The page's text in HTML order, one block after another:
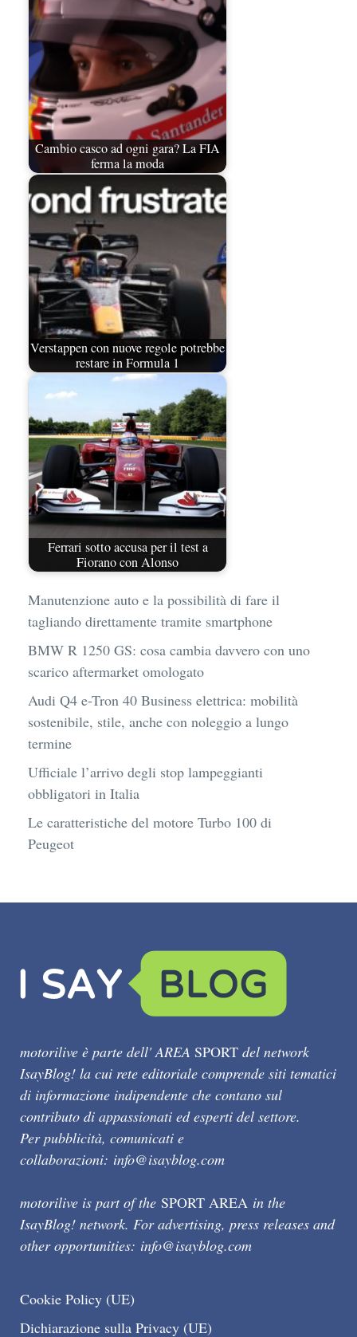
Cambio casco ad ogni gara? La FIA
ferma la moda
Verstappen con nuove regole potrebbe
restare in Formula 1
Ferrari sotto accusa per il test a
Fiorano con Alonso
Manutenzione auto e la possibilità di fare il
tagliando direttamente tramite smartphone
BMW R 1250 GS: cosa cambia davvero con uno
scarico aftermarket omologato
Audi Q4 e-Tron 40 Business elettrica: mobilità
sostenibile, stile, anche con noleggio a lungo
termine
Ufficiale l’arrivo degli stop lampeggianti
obbligatori in Italia
Le caratteristiche del motore Turbo 100 di
Peugeot
motorilive è parte dell' AREA SPORT del network
IsayBlog! la cui rete editoriale comprende siti tematici
di informazione indipendente che contano sul
contributo di appassionati ed esperti del settore.
Per pubblicità, comunicati e
collaborazioni: info@isayblog.com
motorilive is part of the SPORT AREA in the
IsayBlog! network. For advertising, press releases and
other opportunities: info@isayblog.com
Cookie Policy (UE)
Dichiarazione sulla Privacy (UE)